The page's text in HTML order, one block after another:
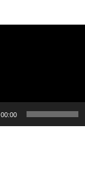
00:00